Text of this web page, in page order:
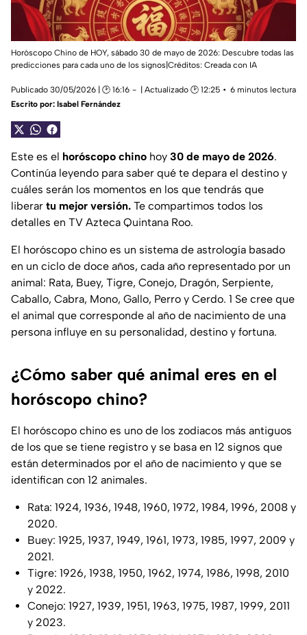
Horóscopo Chino de HOY, sábado 30 de mayo de 2026: Descubre todas las
predicciones para cada uno de los signos|Créditos: Creada con IA
Publicado 30/05/2026 | 🕑 16:16 | Actualizado 🕑 12:25
6 minutos lectura
Escrito por: Isabel Fernández
Este es el horóscopo chino hoy 30 de mayo de 2026.
Continúa leyendo para saber qué te depara el destino y
cuáles serán los momentos en los que tendrás que
liberar tu mejor versión. Te compartimos todos los
detalles en TV Azteca Quintana Roo.
El horóscopo chino es un sistema de astrología basado
en un ciclo de doce años, cada año representado por un
animal: Rata, Buey, Tigre, Conejo, Dragón, Serpiente,
Caballo, Cabra, Mono, Gallo, Perro y Cerdo. 1 Se cree que
el animal que corresponde al año de nacimiento de una
persona influye en su personalidad, destino y fortuna.
¿Cómo saber qué animal eres en el
horóscopo chino?
El horóscopo chino es uno de los zodiacos más antiguos
de los que se tiene registro y se basa en 12 signos que
están determinados por el año de nacimiento y que se
identifican con 12 animales.
Rata: 1924, 1936, 1948, 1960, 1972, 1984, 1996, 2008 y
2020.
Buey: 1925, 1937, 1949, 1961, 1973, 1985, 1997, 2009 y
2021.
Tigre: 1926, 1938, 1950, 1962, 1974, 1986, 1998, 2010
y 2022.
Conejo: 1927, 1939, 1951, 1963, 1975, 1987, 1999, 2011
y 2023.